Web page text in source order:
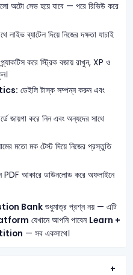
অটো সেভ হয়ে যাবে — পরে রিভিউ করে
লাইভ ব্যাটেল দিয়ে নিজের দক্ষতা যাচাই
করে স্ট্রিক বজায় রাখুন, XP ও
ডেইলি টাস্ক সম্পন্ন করুন এবং
জায়গা করে নিন এবং অন্যদের সাথে
মতো মক টেস্ট দিয়ে নিজের প্রস্তুতি
PDF আকারে ডাউনলোড করে অফলাইনে
Bankশুধুমাত্র প্রশ্ন নয় — এটি
যেখানে আপনি পাবেন Learn +
— সব একসাথে।